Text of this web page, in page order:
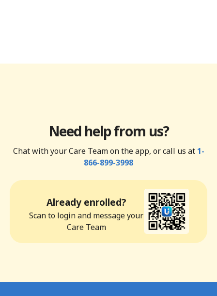
Need help from us?
Chat with your Care Team on the app, or call us at 1-
866-899-3998
Already enrolled?
Scan to login and message your
Care Team